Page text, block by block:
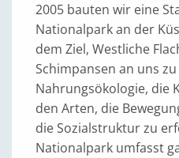
2005 bauten wir eine
Nationalpark an der
dem Ziel, Westliche
Schimpansen an uns
Nahrungsökologie, die
den Arten, die
die Sozialstruktur zu
Nationalpark umfasst